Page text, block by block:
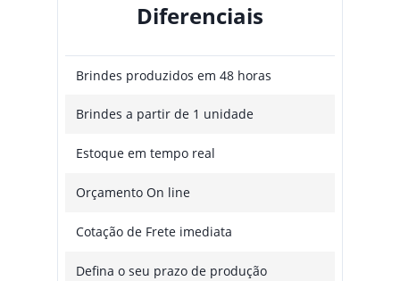
Diferenciais
Brindes produzidos em 48 horas
Brindes a partir de 1 unidade
Estoque em tempo real
Orçamento On line
Cotação de Frete imediata
Defina o seu prazo de produção